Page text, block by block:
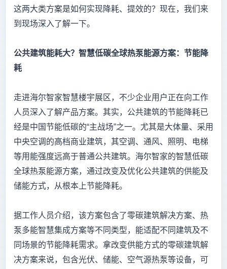
这两大类方案是如何实现降耗、提效的？现在，我们来
到现场深入了解一下。
公共建筑能耗大？智慧低碳全球热泵能源方案：节能降
耗
走进海尔智家智慧楼宇展区，不少企业用户正在向工作
人员深入了解产品方案。其实，公共建筑的节能降耗已
经是中国节能低碳的“主战场”之一。尤其是大体量、采用
中央空调的高档商业建筑，其空调、通风、照明、电梯
等用能强度远高于普通公共建筑。海尔智家的智慧低碳
全球热泵能源方案，通过改变及优化公共建筑的供能及
储能方式，从根本上节能降耗。
据工作人员介绍，该方案包含了零碳建筑解决方案、热
泵多能智慧集成方案等不同类型，能适配不同建筑及不
同场景的节能降耗需求。拿改变供能方式的零碳建筑解
决方案来说，包含光伏、储能、空气源热泵等设备，可